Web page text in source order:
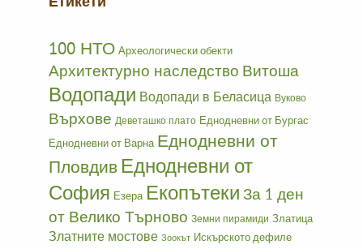
100 НТО Археологически обекти
Архитектурно наследство Витоша
Водопади Водопади в Беласица Вуково
Върхове Деветашко плато Еднодневни от Бургас
Еднодневни от Варна Еднодневни от
Пловдив Еднодневни от
София Езера Екопътеки За 1 ден
от Велико Търново Земни пирамиди Златица
Златните мостове Зоокът Искърското дефиле